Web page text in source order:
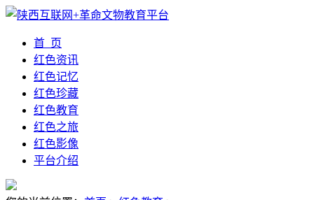
首 页
红色资讯
红色记忆
红色珍藏
红色教育
红色之旅
红色影像
平台介绍